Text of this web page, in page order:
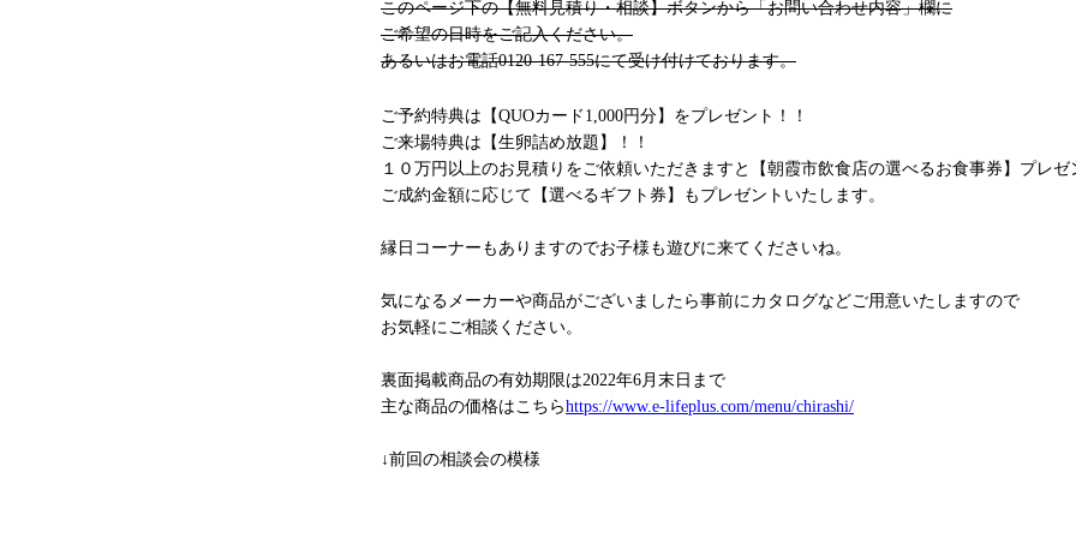
このページ下の【無料見積り・相談】ボタンから「お問い合わせ内容」欄に
ご希望の日時をご記入ください。
あるいはお電話0120-167-555にて受け付けております。
ご予約特典は【QUOカード1,000円分】をプレゼント！！
ご来場特典は【生卵詰め放題】！！
１０万円以上のお見積りをご依頼いただきますと【朝霞市飲食店の選べるお食事券】プレゼ
ご成約金額に応じて【選べるギフト券】もプレゼントいたします。
縁日コーナーもありますのでお子様も遊びに来てくださいね。
気になるメーカーや商品がございましたら事前にカタログなどご用意いたしますので
お気軽にご相談ください。
裏面掲載商品の有効期限は2022年6月末日まで
主な商品の価格はこちらhttps://www.e-lifeplus.com/menu/chirashi/
↓前回の相談会の模様